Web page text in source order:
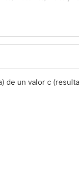
de un valor c